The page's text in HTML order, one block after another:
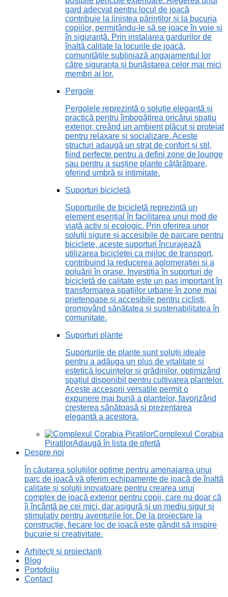
gard adecvat pentru locul de joacă
contribuie la liniștea părinților și la bucuria
copiilor, permițându-le să se joace în voie și
în siguranță. Prin instalarea gardurilor de
înaltă calitate la locurile de joacă,
comunitățile subliniază angajamentul lor
către siguranța și bunăstarea celor mai mici
membri ai lor.
Pergole
Pergolele reprezintă o soluție elegantă și
practică pentru îmbogățirea oricărui spațiu
exterior, creând un ambient plăcut și protejat
pentru relaxare și socializare. Aceste
structuri adaugă un strat de confort și stil,
fiind perfecte pentru a defini zone de lounge
sau pentru a susține plante cățărătoare,
oferind umbră și intimitate.
Suporturi bicicletă
Suporturile de bicicletă reprezintă un
element esențial în facilitarea unui mod de
viață activ și ecologic. Prin oferirea unor
soluții sigure și accesibile de parcare pentru
biciclete, aceste suporturi încurajează
utilizarea bicicletei ca mijloc de transport,
contribuind la reducerea aglomerației și a
poluării în orașe. Investiția în suporturi de
bicicletă de calitate este un pas important în
transformarea spațiilor urbane în zone mai
prietenoase și accesibile pentru cicliști,
promovând sănătatea și sustenabilitatea în
comunitate.
Suporturi plante
Suporturile de plante sunt soluții ideale
pentru a adăuga un plus de vitalitate și
estetică locuințelor și grădinilor, optimizând
spațiul disponibil pentru cultivarea plantelor.
Aceste accesorii versatile permit o
expunere mai bună a plantelor, favorizând
creșterea sănătoasă și prezentarea
elegantă a acestora.
Complexul Corabia
PiratilorAdaugă în lista de ofertă
Despre noi
În căutarea soluțiilor optime pentru amenajarea unui
parc de joacă vă oferim echipamente de joacă de înaltă
calitate și soluții inovatoare pentru crearea unui
complex de joacă exterior pentru copii, care nu doar că
îi încântă pe cei mici, dar asigură și un mediu sigur și
stimulativ pentru aventurile lor. De la proiectare la
construcție, fiecare loc de joacă este gândit să inspire
bucurie și creativitate.
Arhitecți și proiectanți
Blog
Portofoliu
Contact